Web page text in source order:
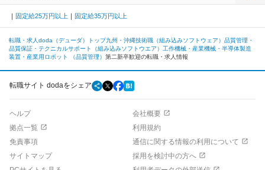
固定給25万円以上 固定給35万円以上
転職・求人doda（デューダ）トップ九州・沖縄技術職（組み込みソフトウェア） 品質管理・
品質保証・テクニカルサポート（組み込みソフトウエア） 工作機械・産業機械・半導体製造
装置・産業用ロボット （品質管理） 第二新卒歓迎の転職・求人情報
転職サイト dodaをシェア
ヘルプ
会社概要
拠点一覧
利用規約
免責事項
通信に関する情報の利用について
サイトマップ
採用を検討中の方へ